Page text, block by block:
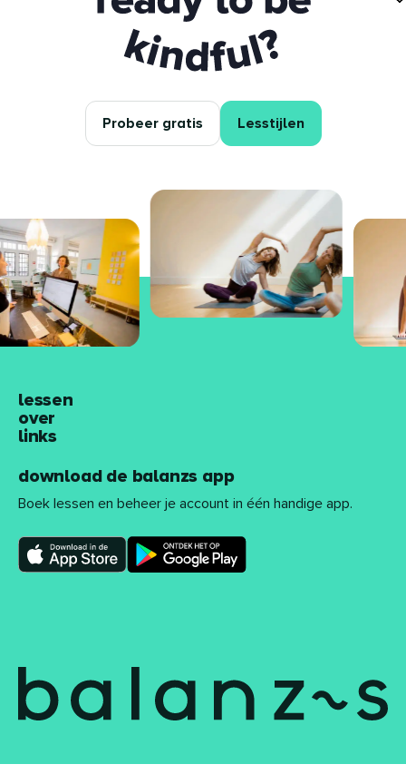
Ready to be kindful?
Probeer gratis Lesstijlen
lessen
over
links
download de balanzs app
Boek lessen en beheer je account in één handige app.